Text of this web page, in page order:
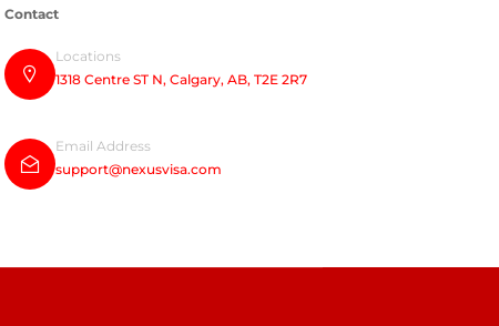
Contact
Locations
1318 Centre ST N, Calgary, AB, T2E 2R7
Email Address
support@nexusvisa.com